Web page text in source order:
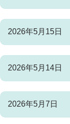
2026年5月15日
2026年5月14日
2026年5月7日